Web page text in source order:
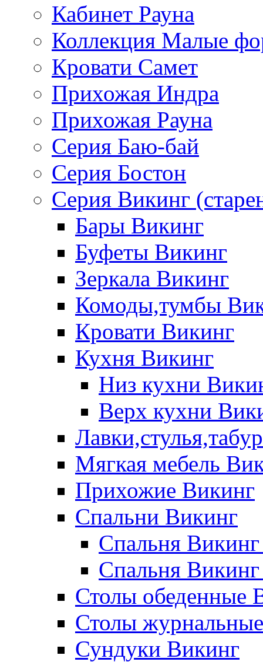
Кабинет Рауна
Коллекция Малые
Кровати Самет
Прихожая Индра
Прихожая Рауна
Серия Баю-бай
Серия Бостон
Серия Викинг
Бары Викинг
Буфеты Викинг
Зеркала Викинг
Комоды,тумбы
Кровати Викинг
Кухня Викинг
Низ кухни
Верх кухни
Мягкая мебель
Прихожие Викинг
Спальни Викинг
Спальня
Спальня
Столы обеденные
Столы
Сундуки Викинг